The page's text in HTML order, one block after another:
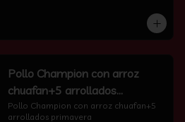
Pollo Champion con arroz
chuafan+5 arrollados
primavera
Pollo Champion con arroz chuafan+5
arrollados primavera